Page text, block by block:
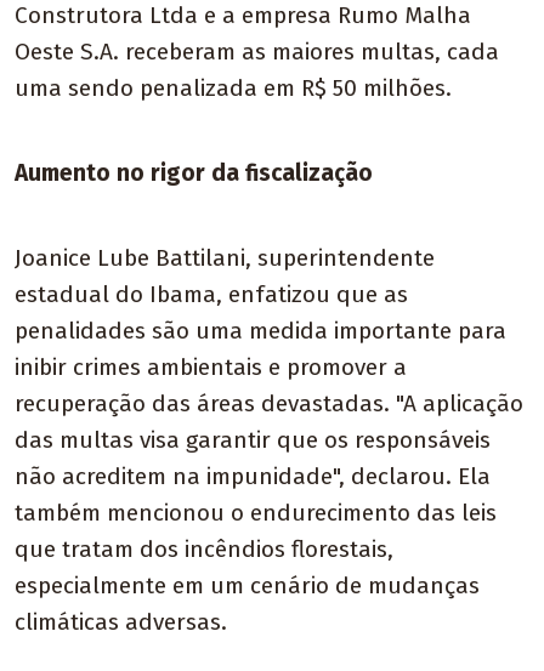
Construtora Ltda e a empresa Rumo Malha
Oeste S.A. receberam as maiores multas, cada
uma sendo penalizada em R$ 50 milhões.
Aumento no rigor da fiscalização
Joanice Lube Battilani, superintendente
estadual do Ibama, enfatizou que as
penalidades são uma medida importante para
inibir crimes ambientais e promover a
recuperação das áreas devastadas. "A aplicação
das multas visa garantir que os responsáveis
não acreditem na impunidade", declarou. Ela
também mencionou o endurecimento das leis
que tratam dos incêndios florestais,
especialmente em um cenário de mudanças
climáticas adversas.